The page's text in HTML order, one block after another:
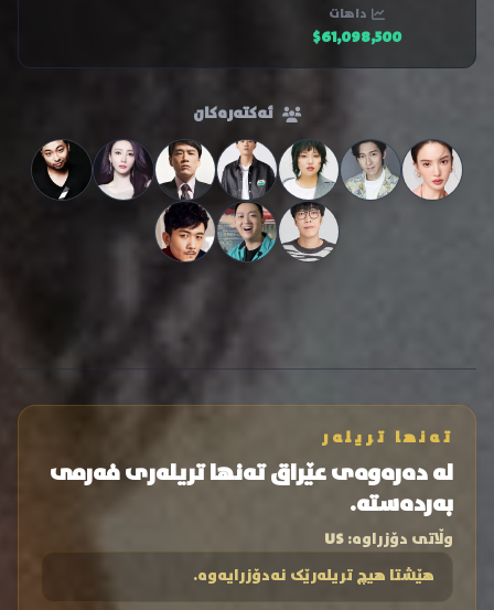
داهات
$61,098,500
ئەکتەرەکان
تەنها تریلەر
لە دەرەوەی عێراق تەنها تریلەری فەرمی
بەردەستە.
وڵاتی دۆزراوە:US
هێشتا هیچ تریلەرێک نەدۆزرایەوە.